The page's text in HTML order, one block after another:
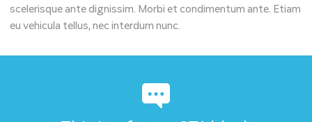
scelerisque ante dignissim. Morbi et condimentum ante. Etiam
eu vehicula tellus, nec interdum nunc.